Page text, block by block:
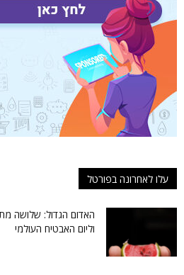
עלו לאחרונה בפורטל
האדום הגדול: שלושה
וליום האבטיח העולמי